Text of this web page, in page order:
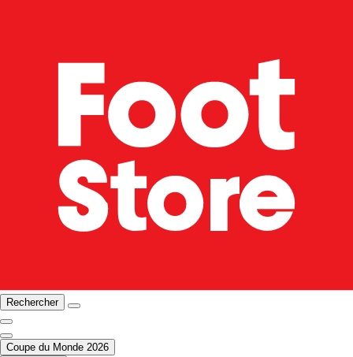
Rechercher
Coupe du Monde 2026